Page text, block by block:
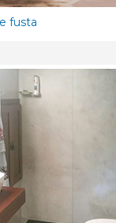
fusta